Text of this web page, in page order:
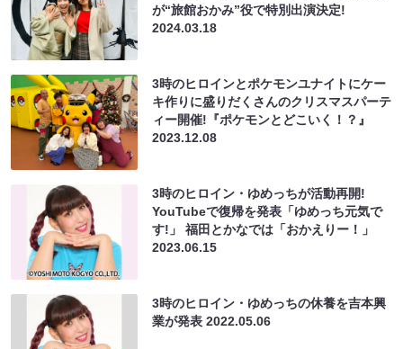
が“旅館おかみ”役で特別出演決定!
2024.03.18
3時のヒロインとポケモンユナイトにケー
キ作りに盛りだくさんのクリスマスパーテ
ィー開催!『ポケモンとどこいく！？』
2023.12.08
3時のヒロイン・ゆめっちが活動再開!
YouTubeで復帰を発表「ゆめっち元気で
す!」 福田とかなでは「おかえりー！」
2023.06.15
3時のヒロイン・ゆめっちの休養を吉本興
業が発表2022.05.06